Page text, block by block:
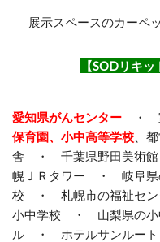
展示スペースのカーペ
【SODリキ
愛知県がんセンター ・
保育園、小中高等学校 、
舎 ・ 千葉県野田美術
幌ＪＲタワー ・ 岐阜県
校 ・ 札幌市の福祉セン
小中学校 ・ 山梨県の
ル ・ ホテルサンルー